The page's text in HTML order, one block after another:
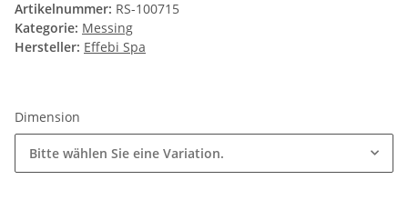
Artikelnummer: RS-100715
Kategorie: Messing
Hersteller: Effebi Spa
Dimension
Bitte wählen Sie eine Variation.